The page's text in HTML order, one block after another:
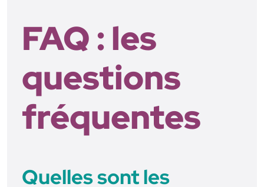
FAQ : les
questions
fréquentes
Quelles sont les